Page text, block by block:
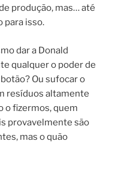
produção, mas… até
para isso.
dar a Donald
qualquer o poder de
Ou sufocar o
resíduos altamente
o fizermos, quem
provavelmente são
mas o quão